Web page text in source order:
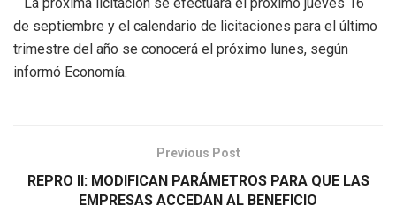
de septiembre y el calendario de licitaciones para el último
trimestre del año se conocerá el próximo lunes, según
informó Economía.
Previous Post
REPRO II: MODIFICAN PARÁMETROS PARA QUE LAS
EMPRESAS ACCEDAN AL BENEFICIO